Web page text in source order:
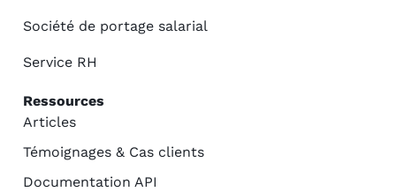
Société de portage salarial
Service RH
Ressources
Articles
Témoignages & Cas clients
Documentation API